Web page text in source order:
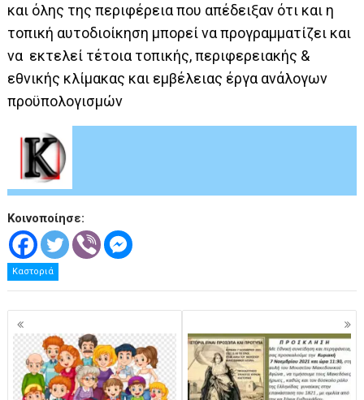
και όλης της περιφέρεια που απέδειξαν ότι και η
τοπική αυτοδιοίκηση μπορεί να προγραμματίζει και
να εκτελεί τέτοια τοπικής, περιφερειακής &
εθνικής κλίμακας και εμβέλειας έργα ανάλογων
προϋπολογισμών
Κοινοποίησε:
Καστοριά
Πλοήγηση
άρθρων